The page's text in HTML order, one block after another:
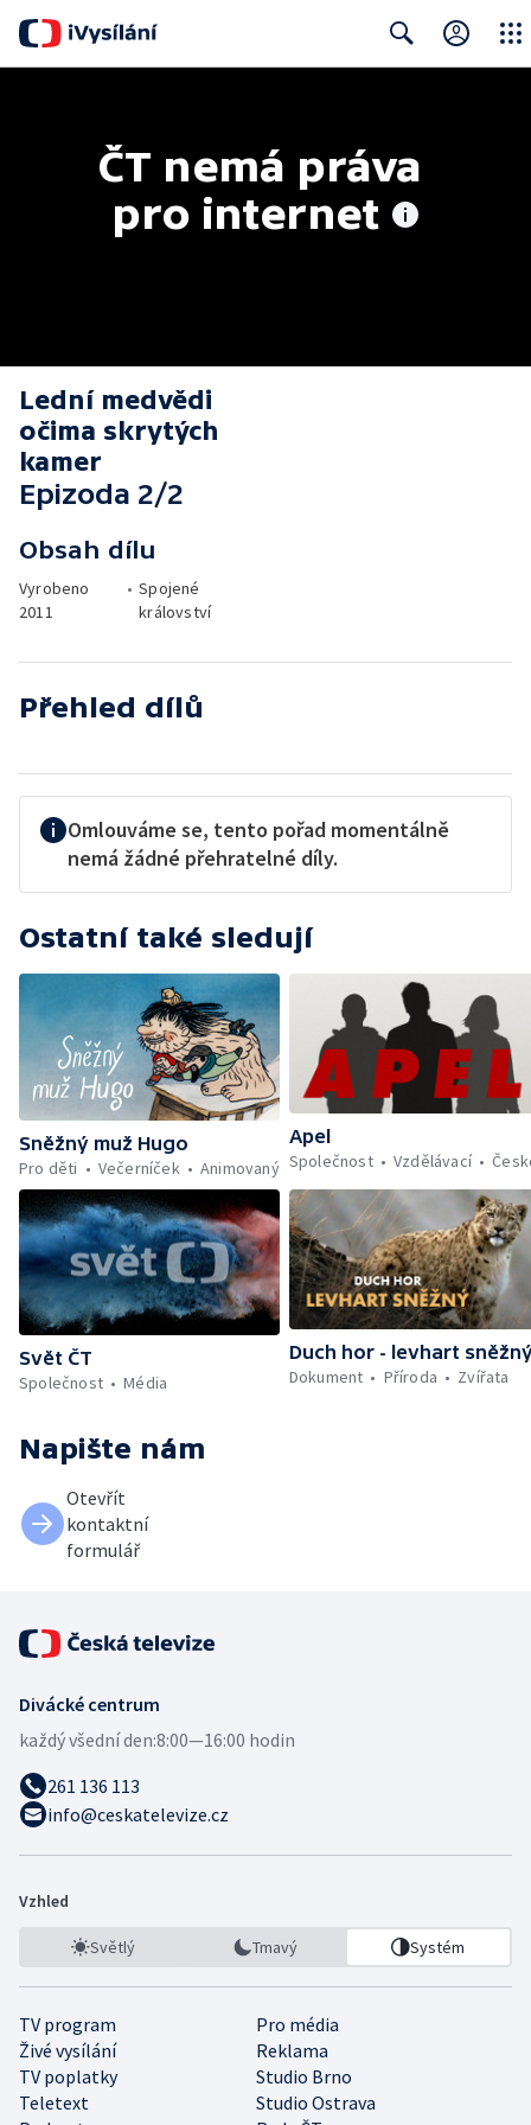
ČT nemá práva
pro internet
Lední medvědi
očima skrytých
kamer
Epizoda 2/2
Obsah dílu
Vyrobeno
2011
• Spojené
království
Přehled dílů
Omlouváme se, tento pořad momentálně
nemá žádné přehratelné díly.
Ostatní také sledují
Sněžný muž Hugo
Pro děti
Večerníček Animovaný
Apel
Společnost
Vzdělávací
Svět ČT
Společnost
Média
Duch hor - levhart
Dokument
Příroda Zvířata
Napište nám
Otevřít
kontaktní
formulář
Divácké centrum
každý všední den:8:00—16:00 hodin
261 136 113
info@ceskatelevize.cz
Vzhled
Světlý Tmavý Systém
TV program
Pro média
Živé vysílání
Reklama
TV poplatky
Studio Brno
Teletext
Studio Ostrava